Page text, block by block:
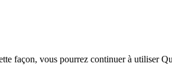
façon, vous pourrez continuer à utiliser